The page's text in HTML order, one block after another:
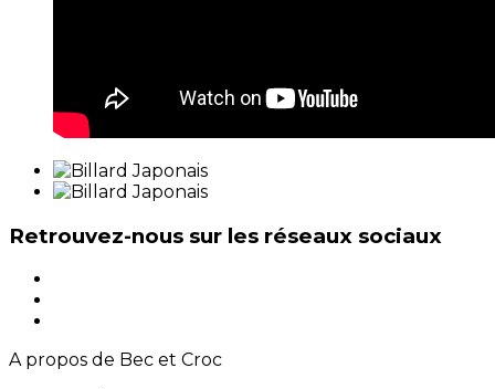
Retrouvez-nous sur les réseaux sociaux
A propos de Bec et Croc